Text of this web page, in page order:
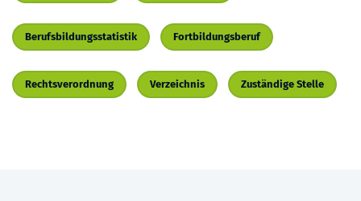
Berufsbildungsstatistik Fortbildungsberuf
Rechtsverordnung Verzeichnis Zuständige Stelle